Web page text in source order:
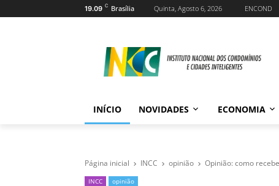
19.09 C Brasília Quinta, Agosto 6, 2026 ENCOND
INÍCIO NOVIDADES ECONOMIA
Página inicial INCC opinião Opinião: como
INCC opinião